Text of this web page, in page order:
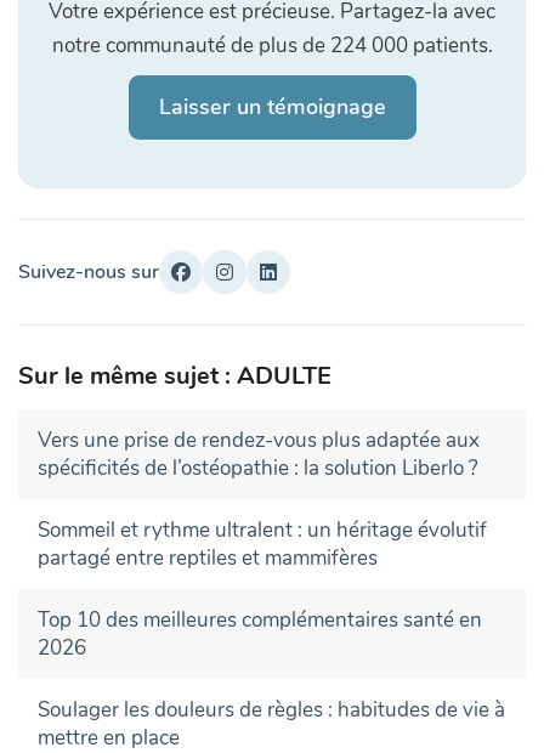
Votre expérience est précieuse. Partagez-la avec
notre communauté de plus de 224 000 patients.
Laisser un témoignage
Suivez-nous sur
Sur le même sujet : ADULTE
Vers une prise de rendez-vous plus adaptée aux
spécificités de l’ostéopathie : la solution Liberlo ?
Sommeil et rythme ultralent : un héritage évolutif
partagé entre reptiles et mammifères
Top 10 des meilleures complémentaires santé en
2026
Soulager les douleurs de règles : habitudes de vie à
mettre en place